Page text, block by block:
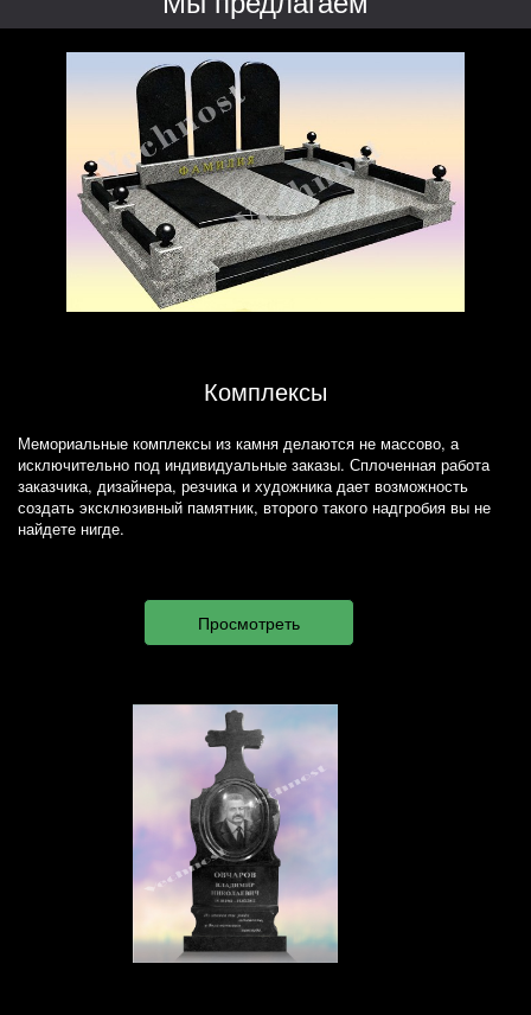
Комплексы
Мемориальные комплексы из камня делаются не массово, а
исключительно под индивидуальные заказы. Сплоченная работа
заказчика, дизайнера, резчика и художника дает возможность
создать эксклюзивный памятник, второго такого надгробия вы не
найдете нигде.